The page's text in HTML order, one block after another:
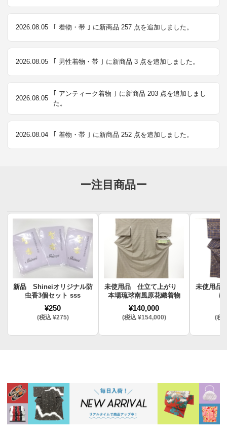
2026.08.05 ｢ 着物・帯 ｣ に新商品 257 点を追加しました。
2026.08.05 ｢ 男性着物・帯 ｣ に新商品 3 点を追加しました。
2026.08.05
｢ アンティーク着物 ｣ に新商品 203 点を追加しまし
た。
2026.08.04 ｢ 着物・帯 ｣ に新商品 252 点を追加しました。
ー注目商品ー
新品 Shineiオリジナル防
虫香3個セット sss
¥250
(税込 ¥275)
未使用品 仕立て上がり
本場琉球南風原花織着物
¥140,000
(税込 ¥154,000)
未使用品
(税